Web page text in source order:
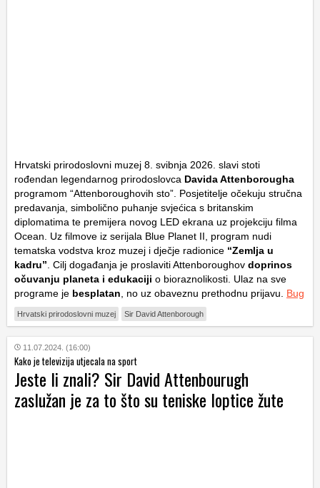
Hrvatski prirodoslovni muzej 8. svibnja 2026. slavi stoti
rođendan legendarnog prirodoslovca Davida Attenborougha
programom “Attenboroughovih sto”. Posjetitelje očekuju stručna
predavanja, simbolično puhanje svjećica s britanskim
diplomatima te premijera novog LED ekrana uz projekciju filma
Ocean . Uz filmove iz serijala Blue Planet II , program nudi
tematska vodstva kroz muzej i dječje radionice “Zemlja u
kadru” . Cilj događanja je proslaviti Attenboroughov doprinos
očuvanju planeta i edukaciji o bioraznolikosti. Ulaz na sve
programe je besplatan , no uz obaveznu prethodnu prijavu. Bug
Hrvatski prirodoslovni muzej Sir David Attenborough
11.07.2024. (16:00)
Kako je televizija utjecala na sport
Jeste li znali? Sir David Attenbourugh
zaslužan je za to što su teniske loptice žute